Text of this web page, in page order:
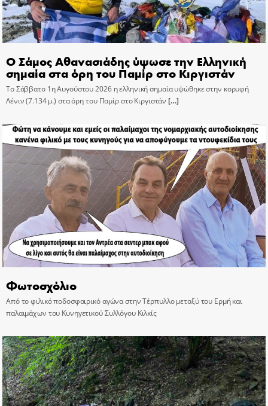
Ο Σάμος Αθανασιάδης ύψωσε την Ελληνική
σημαία στα όρη του Παμίρ στο Κιργιστάν
Το Σάββατο 1η Αυγούστου 2026 η ελληνική σημαία υψώθηκε στην κορυφή
Λένιν (7.134 μ.) στα όρη του Παμίρ στο Κιργιστάν […]
Φωτοσχόλιο
Από το φιλικό ποδοσφαιρικό αγώνα στην Τέρπυλλο μεταξύ του Ερμή και
παλαιμάχων του Κυνηγετικού Συλλόγου Κιλκίς